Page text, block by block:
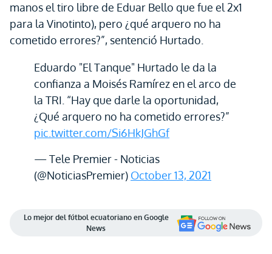
manos el tiro libre de Eduar Bello que fue el 2x1
para la Vinotinto), pero ¿qué arquero no ha
cometido errores?”, sentenció Hurtado.
Eduardo "El Tanque" Hurtado le da la
confianza a Moisés Ramírez en el arco de
la TRI. “Hay que darle la oportunidad,
¿Qué arquero no ha cometido errores?”
pic.twitter.com/Si6HkJGhGf
— Tele Premier - Noticias
(@NoticiasPremier) October 13, 2021
Lo mejor del fútbol ecuatoriano en Google
News